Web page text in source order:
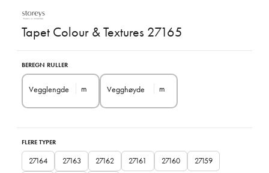
Tapet Colour & Textures 27165
BEREGN RULLER
Vegglengde m Vegghøyde m
FLERE TYPER
27164 27163 27162 27161 27160
27159